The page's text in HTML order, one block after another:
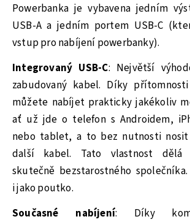
Powerbanka je vybavena jedním
USB-A a jedním portem USB-C
vstup pro nabíjení powerbanky).
Integrovaný USB-C: Největší
zabudovaný kabel. Díky
můžete nabíjet prakticky jakékoliv
ať už jde o telefon s Androidem,
nebo tablet, a to bez nutnosti
další kabel. Tato vlastnost dělá
skutečně bezstarostného
i jako poutko.
Současné nabíjení: Díky